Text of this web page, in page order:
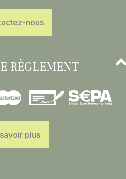
nous
RÈGLEMENT
plus